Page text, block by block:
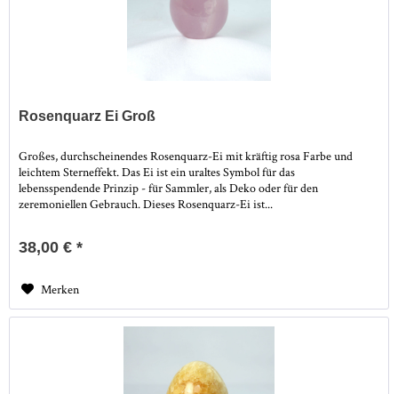
Rosenquarz Ei Groß
Großes, durchscheinendes Rosenquarz-Ei mit kräftig rosa Farbe und
leichtem Sterneffekt. Das Ei ist ein uraltes Symbol für das
lebensspendende Prinzip - für Sammler, als Deko oder für den
zeremoniellen Gebrauch. Dieses Rosenquarz-Ei ist...
38,00 € *
Merken